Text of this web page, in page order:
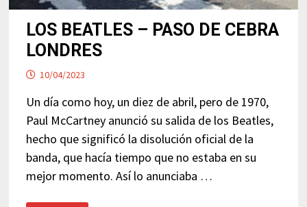
LOS BEATLES – PASO DE CEBRA
LONDRES
10/04/2023
Un día como hoy, un diez de abril, pero de 1970,
Paul McCartney anunció su salida de los Beatles,
hecho que significó la disolución oficial de la
banda, que hacía tiempo que no estaba en su
mejor momento. Así lo anunciaba …